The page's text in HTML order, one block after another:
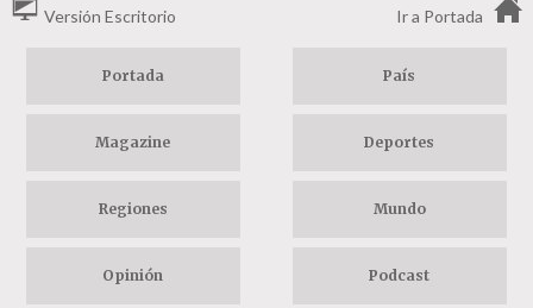
Versión Escritorio Ir a Portada
Portada País
Magazine Deportes
Regiones Mundo
Opinión Podcast